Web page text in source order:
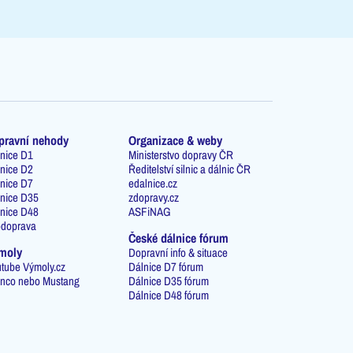
nehody
D1
D2
D7
D35
D48
Výmoly.cz
nebo Mustang
Organizace & weby
Ministerstvo dopravy ČR
Ředitelství silnic a dálnic ČR
edalnice.cz
zdopravy.cz
ASFiNAG
České dálnice fórum
Dopravní info & situace
Dálnice D7 fórum
Dálnice D35 fórum
Dálnice D48 fórum